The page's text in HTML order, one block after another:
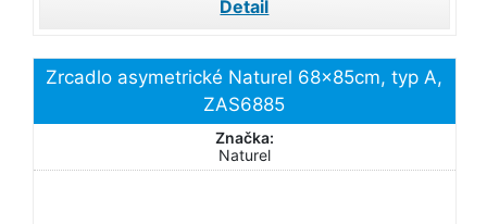
Detail
Zrcadlo asymetrické Naturel 68x85cm, typ A,
ZAS6885
Značka:
Naturel